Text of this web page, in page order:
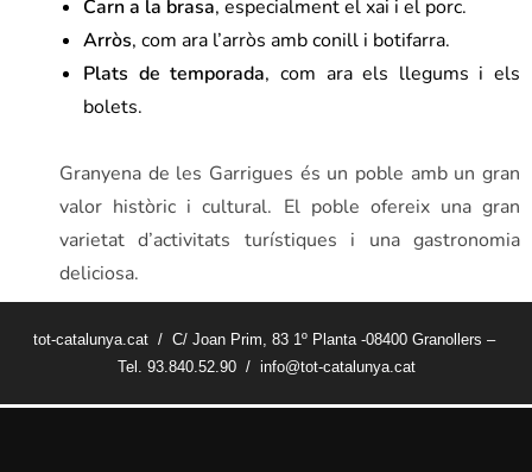
Carn a la brasa, especialment el xai i el porc.
Arròs, com ara l’arròs amb conill i botifarra.
Plats de temporada, com ara els llegums i els
bolets.
Granyena de les Garrigues és un poble amb un gran
valor històric i cultural. El poble ofereix una gran
varietat d’activitats turístiques i una gastronomia
deliciosa.
tot-catalunya.cat / C/ Joan Prim, 83 1º Planta -08400 Granollers –
Tel. 93.840.52.90 / info@tot-catalunya.cat